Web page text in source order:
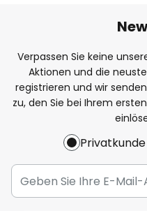
Verpassen Sie keine
Aktionen und die
registrieren und wir
zu, den Sie bei Ihrem
Privatkunde